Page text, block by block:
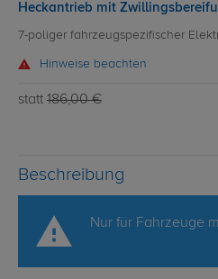
Heckantrieb mit
7-poliger fahrzeugspezifischer
Hinweise beachten
statt 186,00 €
Beschreibung
Nur für Fahrzeuge